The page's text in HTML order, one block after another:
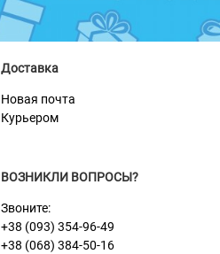
Доставка
Новая почта
Курьером
ВОЗНИКЛИ ВОПРОСЫ?
Звоните:
+38 (093) 354-96-49
+38 (068) 384-50-16